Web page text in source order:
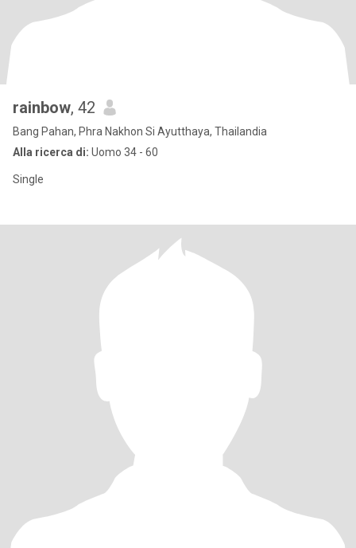
rainbow, 42
Bang Pahan, Phra Nakhon Si Ayutthaya, Thailandia
Alla ricerca di: Uomo 34 - 60
Single